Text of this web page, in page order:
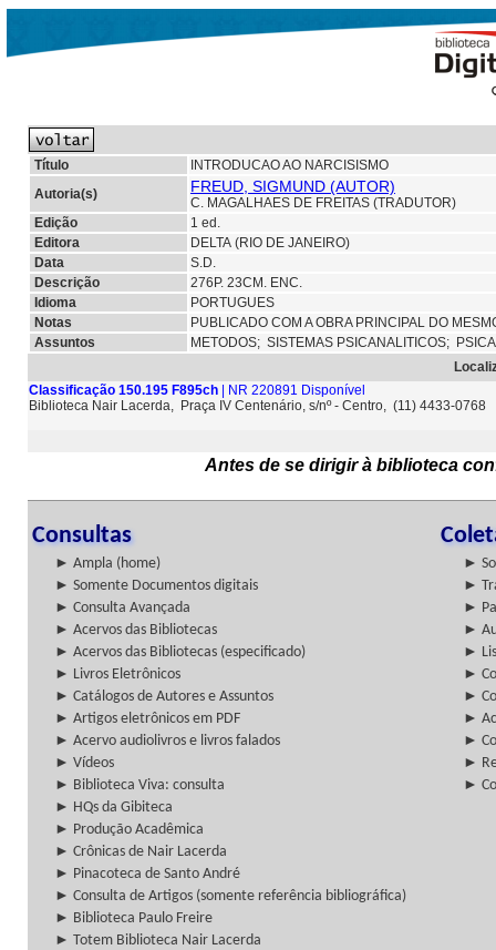
Título
INTRODUCAO AO NARCISISMO
Autoria(s)
FREUD, SIGMUND (AUTOR)
C. MAGALHAES DE FREITAS (TRADUTOR)
Edição
1 ed.
Editora
DELTA (RIO DE JANEIRO)
Data
S.D.
Descrição
276P. 23CM. ENC.
Idioma
PORTUGUES
Notas
PUBLICADO COM A OBRA PRINCIPAL DO
Assuntos
METODOS; SISTEMAS PSICANALITICOS;
Classificação 150.195 F895ch | NR 220891 Disponível
Biblioteca Nair Lacerda, Praça IV Centenário, s/nº - Centro, (11) 4433-0768
Antes de se dirigir à biblioteca
Consultas
► Ampla (home)
►
► Somente Documentos digitais
►
► Consulta Avançada
►
► Acervos das Bibliotecas
►
► Acervos das Bibliotecas (especificado)
►
► Livros Eletrônicos
►
► Catálogos de Autores e Assuntos
►
► Artigos eletrônicos em PDF
►
► Acervo audiolivros e livros falados
►
► Vídeos
►
► Biblioteca Viva: consulta
►
► HQs da Gibiteca
► Produção Acadêmica
► Crônicas de Nair Lacerda
► Pinacoteca de Santo André
► Consulta de Artigos (somente referência bibliográfica)
► Biblioteca Paulo Freire
► Totem Biblioteca Nair Lacerda